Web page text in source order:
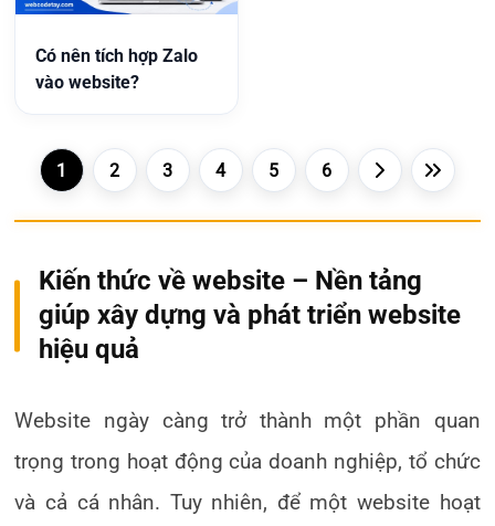
Có nên tích hợp Zalo
vào website?
1 2 3 4 5 6
Kiến thức về website – Nền tảng
giúp xây dựng và phát triển website
hiệu quả
Website ngày càng trở thành một phần quan
trọng trong hoạt động của doanh nghiệp, tổ chức
và cả cá nhân. Tuy nhiên, để một website hoạt